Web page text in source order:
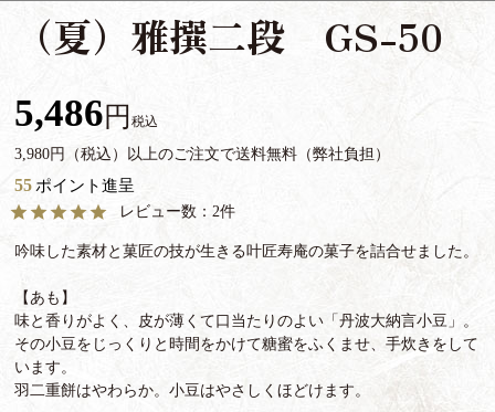
（夏）雅撰二段 GS-50
5,486 税込
3,980円（税込）以上のご注文で送料無料（弊社負担）
55 ポイント進呈
2
吟味した素材と菓匠の技が生きる叶匠寿庵の菓子を詰合せました。
【あも】
味と香りがよく、皮が薄くて口当たりのよい「丹波大納言小豆」。
その小豆をじっくりと時間をかけて糖蜜をふくませ、手炊きをして
います。
羽二重餅はやわらか。小豆はやさしくほどけます。